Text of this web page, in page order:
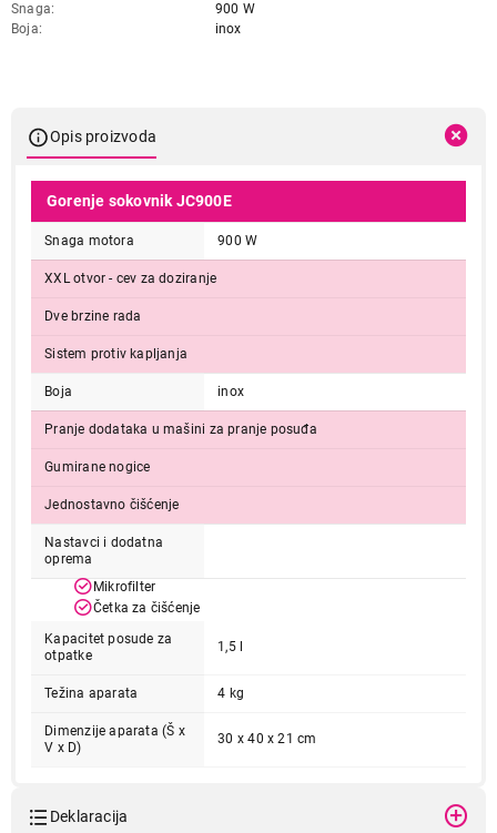
Snaga
900 W
Boja
inox
Opis proizvoda
Gorenje sokovnik JC900E
Snaga motora 900 W
XXL otvor - cev za doziranje
Dve brzine rada
Sistem protiv kapljanja
Boja inox
Pranje dodataka u mašini za pranje posuđa
Gumirane nogice
Jednostavno čišćenje
Nastavci i dodatna
oprema
Mikrofilter
Četka za čišćenje
Kapacitet posude za
otpatke
1,5 l
Težina aparata 4 kg
Dimenzije aparata (Š x
V x D)
30 x 40 x 21 cm
Deklaracija